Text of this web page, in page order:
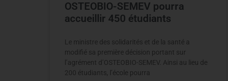
OSTEOBIO-SEMEV pourra
accueillir 450 étudiants
Le ministre des solidarités et de la santé a
modifié sa première décision portant sur
l’agrément d’OSTEOBIO-SEMEV. Ainsi au lieu de
200 étudiants, l’école pourra